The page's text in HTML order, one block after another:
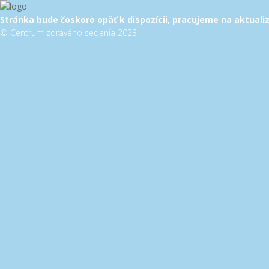
Stránka bude čoskoro opäť k dispozícii, pracujeme na
© Centrum zdravého sedenia 2023